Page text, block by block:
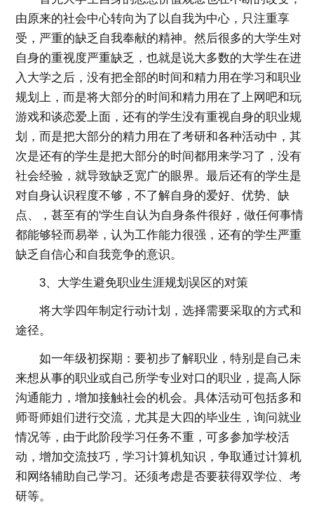
由原来的社会中心转向为了以自我为中心，只注重享
受，严重的缺乏自我奉献的精神。然后很多的大学生对
自身的重视度严重缺乏，也就是说大多数的大学生在进
入大学之后，没有把全部的时间和精力用在学习和职业
规划上，而是将大部分的时间和精力用在了上网吧和玩
游戏和谈恋爱上面，还有的学生没有重视自身的职业规
划，而是把大部分的精力用在了考研和各种活动中，其
次是还有的学生是把大部分的时间都用来学习了，没有
社会经验，就导致缺乏宽广的眼界。最后还有的学生是
对自身认识程度不够，不了解自身的爱好、优势、缺
点、，甚至有的'学生自认为自身条件很好，做任何事情
都能够轻而易举，认为工作能力很强，还有的学生严重
缺乏自信心和自我竞争的意识。
3、大学生避免职业生涯规划误区的对策
将大学四年制定行动计划，选择需要采取的方式和
途径。
如一年级初探期：要初步了解职业，特别是自己未
来想从事的职业或自己所学专业对口的职业，提高人际
沟通能力，增加接触社会的机会。具体活动可包括多和
师哥师姐们进行交流，尤其是大四的毕业生，询问就业
情况等，由于此阶段学习任务不重，可多参加学校活
动，增加交流技巧，学习计算机知识，争取通过计算机
和网络辅助自己学习。还须考虑是否要获得双学位、考
研等。